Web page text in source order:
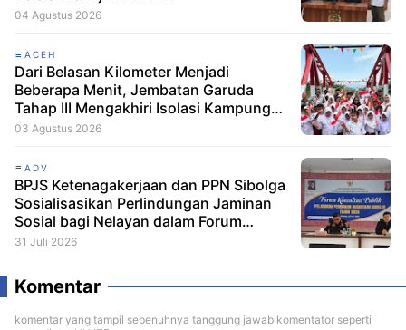
04 Agustus 2026
ACEH
Dari Belasan Kilometer Menjadi
Beberapa Menit, Jembatan Garuda
Tahap III Mengakhiri Isolasi Kampung
Tempel
03 Agustus 2026
ADV
BPJS Ketenagakerjaan dan PPN Sibolga
Sosialisasikan Perlindungan Jaminan
Sosial bagi Nelayan dalam Forum
Konsultasi Publik
31 Juli 2026
Komentar
komentar yang tampil sepenuhnya tanggung jawab komentator seperti